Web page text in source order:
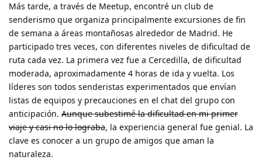
Más tarde, a través de Meetup, encontré un club de
senderismo que organiza principalmente excursiones de fin
de semana a áreas montañosas alrededor de Madrid. He
participado tres veces, con diferentes niveles de dificultad de
ruta cada vez. La primera vez fue a Cercedilla, de dificultad
moderada, aproximadamente 4 horas de ida y vuelta. Los
líderes son todos senderistas experimentados que envían
listas de equipos y precauciones en el chat del grupo con
anticipación. Aunque subestimé la dificultad en mi primer
viaje y casi no lo lograba, la experiencia general fue genial. La
clave es conocer a un grupo de amigos que aman la
naturaleza.